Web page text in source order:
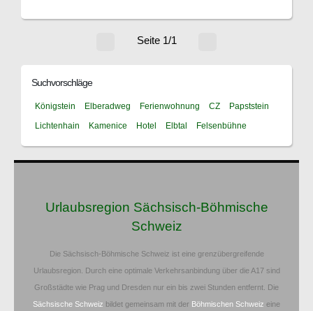
Seite 1/1
Suchvorschläge
Königstein Elberadweg Ferienwohnung CZ
Papststein
Lichtenhain
Kamenice Hotel Elbtal Felsenbühne
Urlaubsregion Sächsisch-Böhmische
Schweiz
Die Sächsisch-Böhmische Schweiz ist eine grenzübergreifende
Urlaubsregion. Durch eine optimale Verkehrsanbindung über die A17 sind
Großstädte wie Prag und Dresden nur ein bis zwei Stunden entfernt. Die
Sächsische Schweiz bildet gemeinsam mit der Böhmischen Schweiz eine